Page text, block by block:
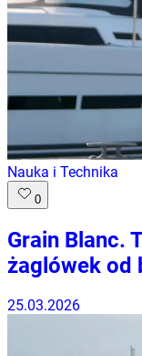
Nauka i Technika
0
Grain Blanc.
żaglówek od
25.03.2026